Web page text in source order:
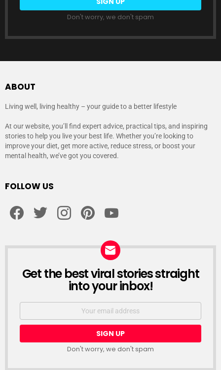
Don't worry, we don't spam
ABOUT
Living well, living healthy – your guide to a better lifestyle
At our website, you’ll find expert advice, practical tips, and inspiring
stories to help you live your best life. Whether you’re looking to
improve your diet, get more active, reduce stress, or boost your
mental health, we’ve got you covered.
FOLLOW US
NEWSLETTER
Get the best viral stories straight
into your inbox!
Email
Don't worry, we don't spam